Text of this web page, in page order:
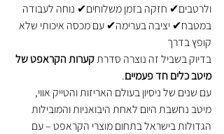
ולרטבים✔ חזקה בזמן משלוחים✔ נוחה לעבודה
במטבח✔ יציבה בערימה✔ עם מכסה איכותי שלא
קופץ בדרך
בדיוק בשביל זה נוצרה סדרת קערות הקראפט של
מיטב כלים חד פעמיים.
עם שנים של ניסיון בעולם האריזות והטייק אווי,
מיטב נחשבת היום לאחת היבואניות והמובילות
הגדולות בישראל בתחום מוצרי הקראפט – עם